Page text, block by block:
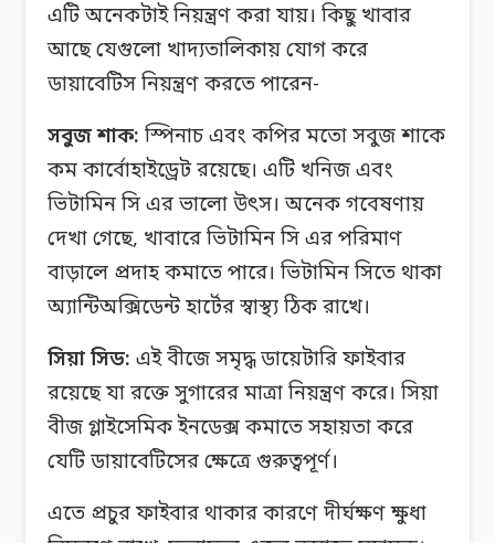
এটি অনেকটাই নিয়ন্ত্রণ করা যায়। কিছু খাবার
আছে যেগুলো খাদ্যতালিকায় যোগ করে
ডায়াবেটিস নিয়ন্ত্রণ করতে পারেন-
সবুজ শাক: স্পিনাচ এবং কপির মতো সবুজ শাকে
কম কার্বোহাইড্রেট রয়েছে। এটি খনিজ এবং
ভিটামিন সি এর ভালো উৎস। অনেক গবেষণায়
দেখা গেছে, খাবারে ভিটামিন সি এর পরিমাণ
বাড়ালে প্রদাহ কমাতে পারে। ভিটামিন সিতে থাকা
অ্যান্টিঅক্সিডেন্ট হার্টের স্বাস্থ্য ঠিক রাখে।
সিয়া সিড: এই বীজে সমৃদ্ধ ডায়েটারি ফাইবার
রয়েছে যা রক্তে সুগারের মাত্রা নিয়ন্ত্রণ করে। সিয়া
বীজ গ্লাইসেমিক ইনডেক্স কমাতে সহায়তা করে
যেটি ডায়াবেটিসের ক্ষেত্রে গুরুত্বপূর্ণ।
এতে প্রচুর ফাইবার থাকার কারণে দীর্ঘক্ষণ ক্ষুধা